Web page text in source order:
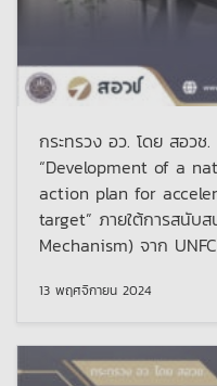
กระทรวง อว. โดย สอวช
“Development of a
action plan for
target” ภายใต้การสนับส
Mechanism) จาก
13 พฤศจิกายน 2024